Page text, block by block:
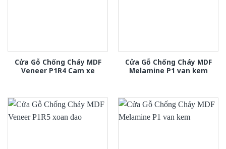
Cửa Gỗ Chống Cháy MDF
Veneer P1R4 Cam xe
Cửa Gỗ Chống Cháy MDF
Melamine P1 van kem